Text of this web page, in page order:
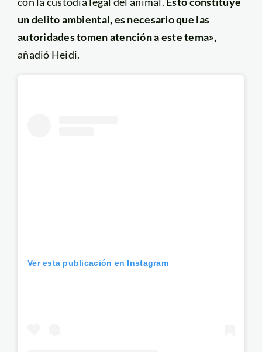
un delito ambiental, es necesario que las
autoridades tomen atención a este tema»,
añadió Heidi.
Ver esta publicación en Instagram